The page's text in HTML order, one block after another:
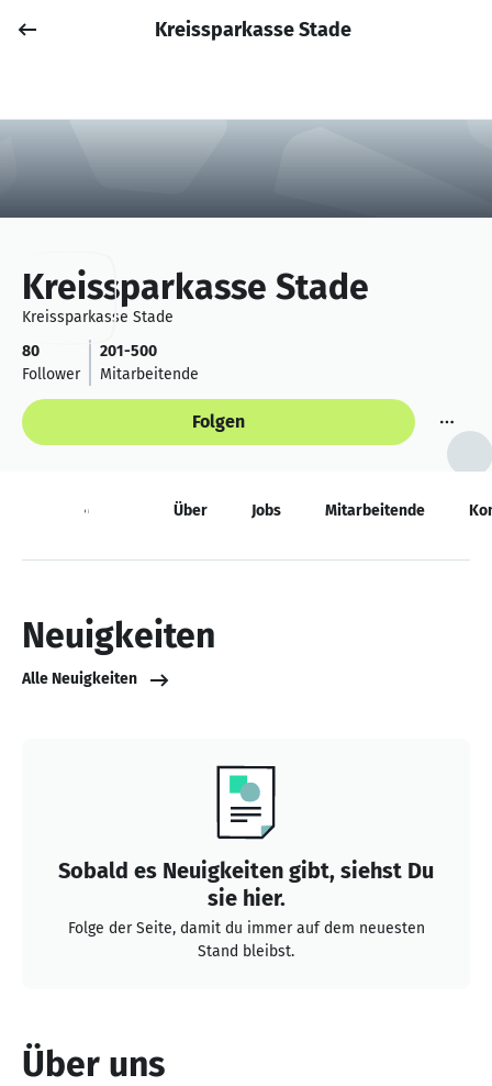
Anmelden
Kreissparkasse Stade
Kreissparkasse Stade
Kreissparkasse Stade
80
Follower
201-500
Mitarbeitende
Folgen
Neuigkeiten Über Jobs Mitarbeitende
Neuigkeiten
Alle Neuigkeiten
Sobald es Neuigkeiten gibt, siehst Du
sie hier.
Folge der Seite, damit du immer auf dem neuesten
Stand bleibst.
Über uns